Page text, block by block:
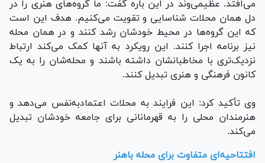
می‌افتد. عظیمی‌وند در این باره گفت: ما گروه‌های هنری را در
دل همان محلات شناسایی و تقویت می‌کنیم. هدف این است
که این گروه‌ها در محیط خودشان رشد کنند و در همان محله
نیز برنامه اجرا کنند. این رویکرد به آنها کمک می‌کند ارتباط
نزدیک‌تری با مخاطبانشان داشته باشند و محله‌شان را به یک
کانون فرهنگی و هنری تبدیل کنند.
وی تأکید کرد: این فرایند به محلات اعتمادبه‌نفس می‌دهد و
هنرمندان محلی را به قهرمانانی برای جامعه خودشان تبدیل
می‌کند.
افتتاحیه‌ای متفاوت برای محله باهنر